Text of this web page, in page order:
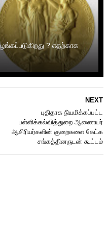
? எதற்காக
NEXT
புதிதாக நியமிக்கப்பட்ட
பள்ளிக்கல்வித்துறை ஆணையர்
ஆசிரியர்களின் குறைகளை கேட்க
சங்கத்தினருடன் கூட்டம்